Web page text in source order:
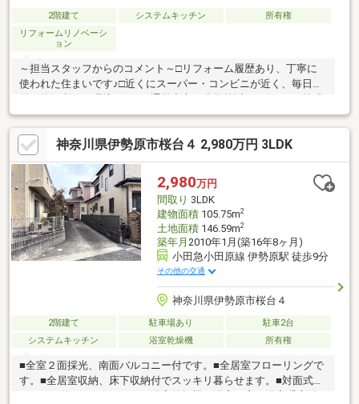
2階建て システムキッチン
所有権
リフォームリノベーシ
ョン
～担当スタッフからのコメント～□リフォーム履歴あり、丁寧に
使われた住まいです♪□近くにスーパー・コンビニが近く、毎日の
会社エッグハウジングでは、平日・休日10：00～19：00まで現地
案内会開催しておりますので、お気軽にお問い合わせください。
＊＊＊＊＊＊＊＊＊＊＊＊＊＊＊＊＊＊＊＊＊＊＊＊＊＊お客様
それぞれのご条件、ご状況に適した住宅ローンを当社スタッフが
ご提案させていただきます。※金利については、審査により異な
ります。＊＊＊＊＊＊＊＊＊＊＊＊＊＊＊＊＊＊＊＊＊＊＊＊＊
＊
神奈川県伊勢原市桜台４ 2,980万円 3LDK
2,980万円
間取り 3LDK
建物面積105.75m2
土地面積146.59m2
築年月 2010年1月(築16年8ヶ月)
小田急小田原線 伊勢原駅 徒歩9分
その他の交通
神奈川県伊勢原市桜台４
2階建て 駐車場あり
駐車2台
システムキッチン
浴室乾燥機 所有権
■全室２面採光、南面バルコニー付です。■全居室フローリングで
す。■全居室収納、床下収納付でスッキリ暮らせます。■対面式キ